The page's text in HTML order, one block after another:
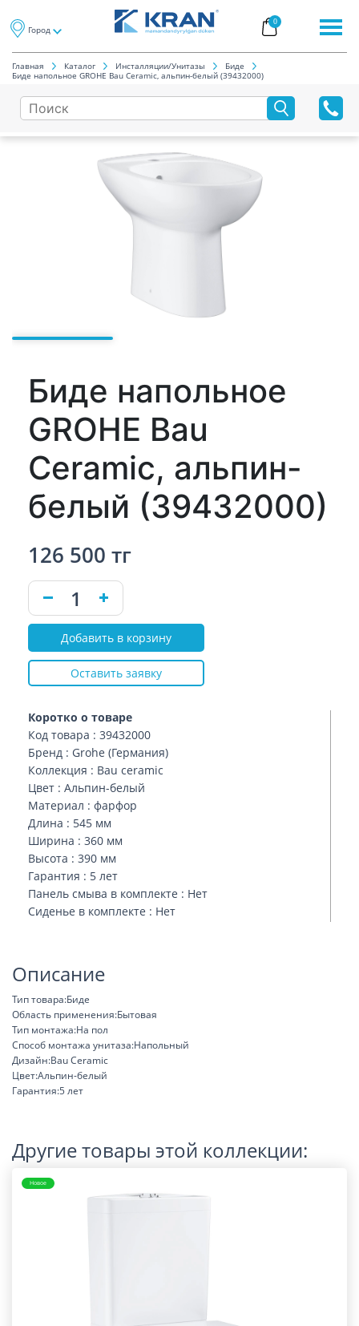
Город
0
Главная Каталог Инсталляции/Унитазы
Биде
Биде напольное GROHE Bau Ceramic, альпин-белый (39432000)
Биде напольное
GROHE Bau
Ceramic, альпин-
белый (39432000)
Коротко о товаре
Код товара : 39432000
Бренд : Grohe (Германия)
Коллекция : Bau ceramic
Цвет : Альпин-белый
Материал : фарфор
Длина : 545 мм
Ширина : 360 мм
Высота : 390 мм
Гарантия : 5 лет
Панель смыва в комплекте : Нет
Сиденье в комплекте : Нет
126 500 тг
Добавить в корзину
Оставить заявку
Описание
Тип товара:Биде
Область применения:Бытовая
Тип монтажа:На пол
Способ монтажа унитаза:Напольный
Дизайн:Bau Ceramic
Цвет:Альпин-белый
Гарантия:5 лет
Другие товары этой коллекции:
Новое